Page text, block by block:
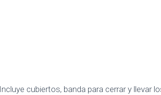
cubiertos, banda para cerrar y llevar